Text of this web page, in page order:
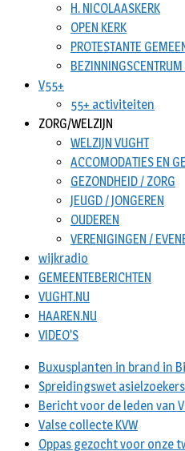
H. NICOLAASKERK
OPEN KERK
PROTESTANTE
V55+
55+ activiteiten
ZORG/WELZIJN
WELZIJN VUGHT
ACCOMODATIES EN
GEZONDHEID / ZORG
JEUGD / JONGEREN
OUDEREN
VERENIGINGEN /
wijkradio
GEMEENTEBERICHTEN
VUGHT.NU
HAAREN.NU
VIDEO’S
Buxusplanten in brand in
Spreidingswet
Bericht voor de leden van
Valse collecte KVW
Oppas gezocht voor onze